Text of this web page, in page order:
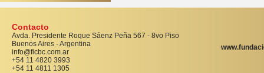
Contacto
Avda. Presidente Roque Sáenz Peña 567 - 8vo Piso
Buenos Aires - Argentina
info@ficbc.com.ar
+54 11 4820 3993
+54 11 4811 1305